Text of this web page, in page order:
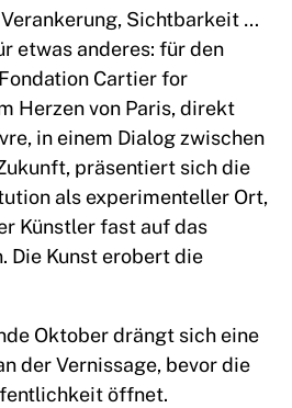
Sichtbarkeit …
etwas anderes: für den
Cartier for
Herzen von Paris, direkt
in einem Dialog zwischen
präsentiert sich die
als experimenteller Ort,
Künstler fast auf das
Die Kunst erobert die
Oktober drängt sich eine
der Vernissage, bevor die
öffnet.